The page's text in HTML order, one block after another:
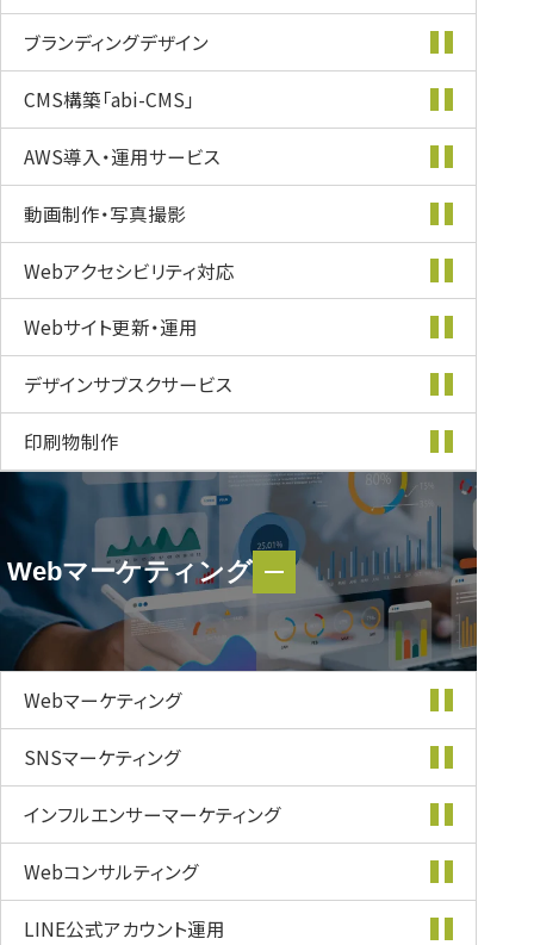
ブランディングデザイン
CMS構築「abi-CMS」
AWS導入・運用サービス
動画制作・写真撮影
Webアクセシビリティ対応
Webサイト更新・運用
デザインサブスクサービス
印刷物制作
Webマーケティング
Webマーケティング
Webマーケティング
SNSマーケティング
インフルエンサーマーケティング
Webコンサルティング
LINE公式アカウント運用